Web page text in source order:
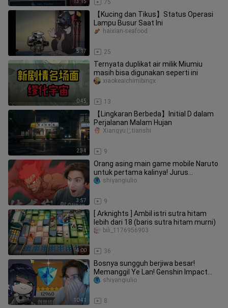
13:15 75
5:17
【Kucing dan Tikus】Status Operasi
Lampu Busur Saat Ini
25
haixian-seafood
0:45
Ternyata duplikat air milik Miumiu
masih bisa digunakan seperti ini
13
xiaokeaichimibingx
2:34
【Lingkaran Berbeda】Initial D dalam
Perjalanan Malam Hujan
9
Xiangyuじtianshi
3:57
Orang asing main game mobile Naruto
untuk pertama kalinya! Jurus
Khususnya keren banget, kan?!
9
shiyangiulio
4:00
[ Arknights ] Ambil istri sutra hitam
lebih dari 18 (baris sutra hitam murni)
36
bili_1176956903
10:41
Bosnya sungguh berjiwa besar!
Memanggil Ye Lan! Genshin Impact
semakin seru!
8
shiyangiulio